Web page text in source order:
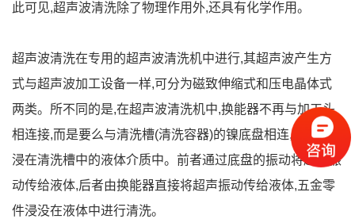
此可见,超声波清洗除了物理作用外,还具有化学作用。
超声波清洗在专用的超声波清洗机中进行,其超声波产生方
式与超声波加工设备一样,可分为磁致伸缩式和压电晶体式
两类。所不同的是,在超声波清洗机中,换能器不再与加工头
相连接,而是要么与清洗槽(清洗容器)的镍底盘相连,要么直接
浸在清洗槽中的液体介质中。前者通过底盘的振动将超声振
动传给液体,后者由换能器直接将超声振动传给液体,五金零
件浸没在液体中进行清洗。